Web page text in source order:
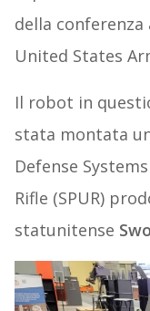
della conferenza
United States
Il robot in
stata montata
Defense
Rifle (SPUR)
statunitense